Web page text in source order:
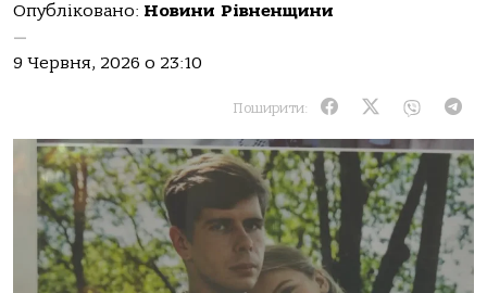
Опубліковано: Новини Рівненщини
—
9 Червня, 2026 о 23:10
Поширити: